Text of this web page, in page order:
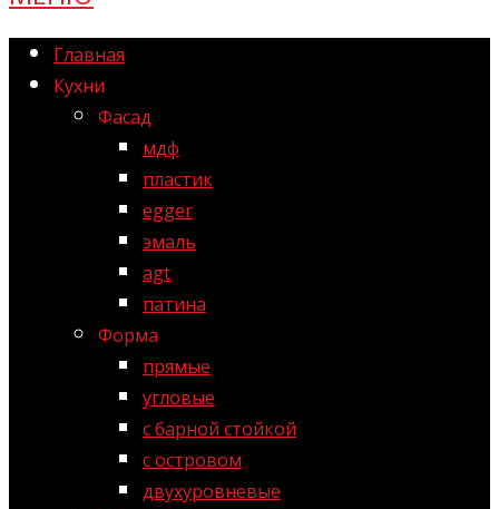
Главная
Кухни
Фасад
мдф
пластик
egger
эмаль
agt
патина
Форма
прямые
угловые
с барной стойкой
с островом
двухуровневые